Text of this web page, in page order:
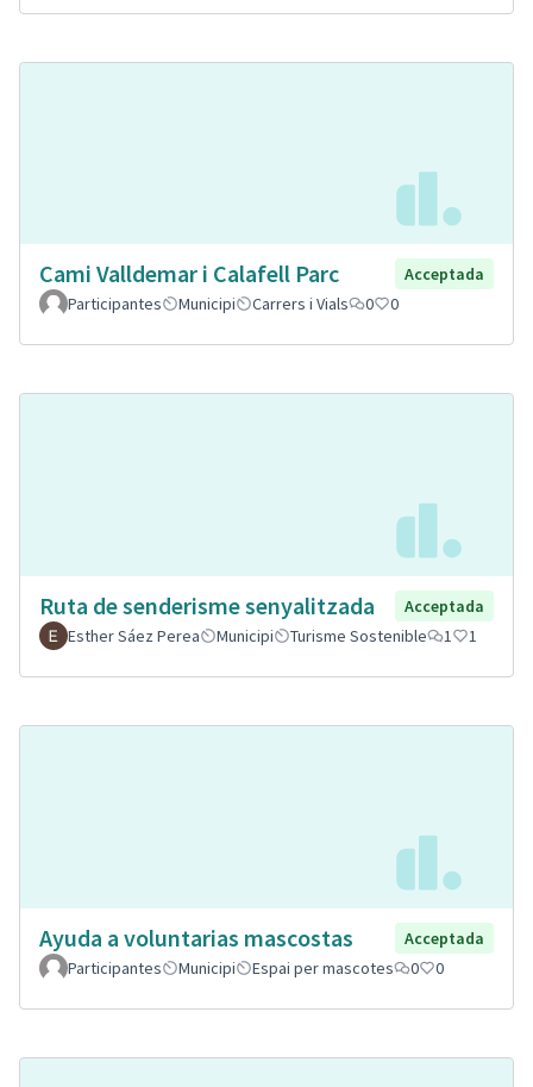
Cami Valldemar i Calafell Parc
Acceptada
Participantes
Municipi Carrers i Vials 0 0
Ruta de senderisme senyalitzada
Acceptada
Esther Sáez Perea
Municipi Turisme Sostenible 1 1
Ayuda a voluntarias mascostas
Acceptada
Participantes
Municipi Espai per mascotes 0 0